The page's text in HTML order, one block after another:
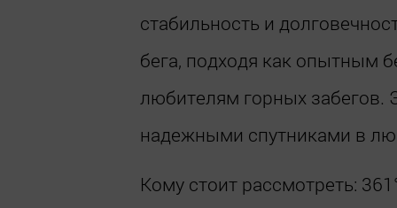
стабильность и
бега, подходя как опытным
любителям горных забегов.
надежными спутниками в
Кому стоит рассмотреть: